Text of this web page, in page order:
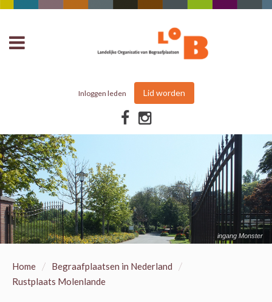
Inloggen leden Lid worden
ingang Monster
Home / Begraafplaatsen in Nederland /
Rustplaats Molenlande